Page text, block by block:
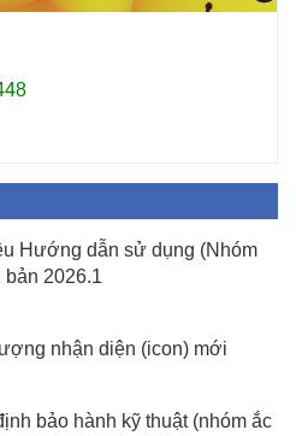
Hướng dẫn sử dụng (Nhóm
2026.1
nhận diện (icon) mới
bảo hành kỹ thuật (nhóm ắc